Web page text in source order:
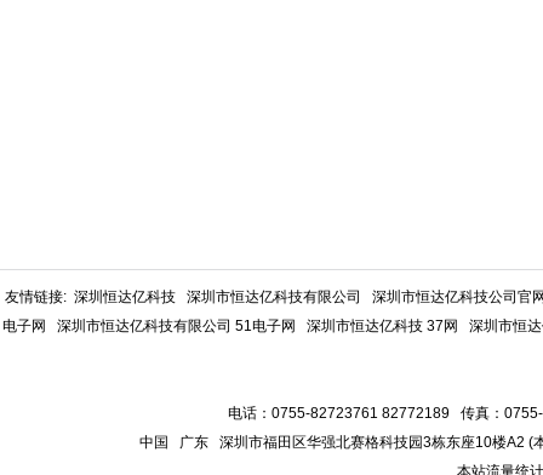
友情链接: 深圳恒达亿科技 深圳市恒达亿科技有限公司
深圳市恒达亿科技公司官
电子网
深圳市恒达亿科技有限公司 51电子网 深圳市恒达亿科技 37网 深圳市恒
电话：0755-82723761 82772189 传真：
中国 广东 深圳市福田区华强北赛格科技园3栋东座10楼A2 (
本站流量统